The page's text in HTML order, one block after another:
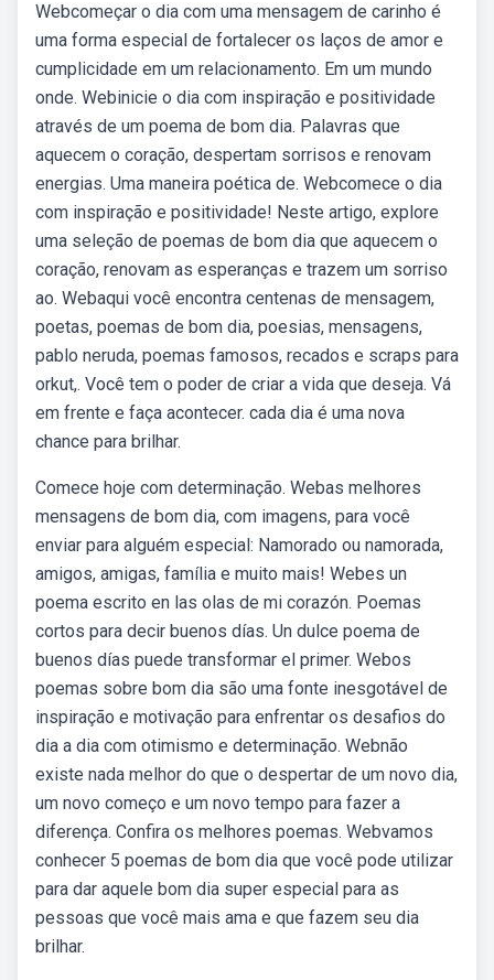
Webcomeçar o dia com uma mensagem de carinho é
uma forma especial de fortalecer os laços de amor e
cumplicidade em um relacionamento. Em um mundo
onde. Webinicie o dia com inspiração e positividade
através de um poema de bom dia. Palavras que
aquecem o coração, despertam sorrisos e renovam
energias. Uma maneira poética de. Webcomece o dia
com inspiração e positividade! Neste artigo, explore
uma seleção de poemas de bom dia que aquecem o
coração, renovam as esperanças e trazem um sorriso
ao. Webaqui você encontra centenas de mensagem,
poetas, poemas de bom dia, poesias, mensagens,
pablo neruda, poemas famosos, recados e scraps para
orkut,. Você tem o poder de criar a vida que deseja. Vá
em frente e faça acontecer. cada dia é uma nova
chance para brilhar.
Comece hoje com determinação. Webas melhores
mensagens de bom dia, com imagens, para você
enviar para alguém especial: Namorado ou namorada,
amigos, amigas, família e muito mais! Webes un
poema escrito en las olas de mi corazón. Poemas
cortos para decir buenos días. Un dulce poema de
buenos días puede transformar el primer. Webos
poemas sobre bom dia são uma fonte inesgotável de
inspiração e motivação para enfrentar os desafios do
dia a dia com otimismo e determinação. Webnão
existe nada melhor do que o despertar de um novo dia,
um novo começo e um novo tempo para fazer a
diferença. Confira os melhores poemas. Webvamos
conhecer 5 poemas de bom dia que você pode utilizar
para dar aquele bom dia super especial para as
pessoas que você mais ama e que fazem seu dia
brilhar.